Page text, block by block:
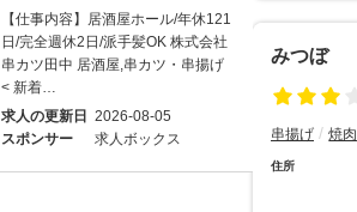
みつぼ
串揚げ 焼肉
住所
【仕事内容】居酒屋ホール/年休121
日/完全週休2日/派手髪OK 株式会社
串カツ田中 居酒屋,串カツ・串揚げ
< 新着…
求人の更新日 2026-08-05
スポンサー
求人ボックス